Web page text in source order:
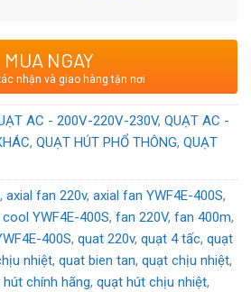
AXIAL
Trung Quốc
MUA NGAY
nhận và giao hàng tận nơi
AC - 200V-220V-230V, QUẠT AC -
, QUẠT HÚT PHỔ THÔNG, QUẠT
, axial fan 220v, axial fan YWF4E-400S,
YWF4E-400S, fan 220V, fan 400m,
400S, quat 220v, quạt 4 tấc, quạt
nhiệt, quat bien tan, quạt chịu nhiệt,
chính hãng, quạt hút chịu nhiệt,